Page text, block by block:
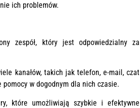
ich problemów.
zespół, który jest odpowiedzialny za
kanałów, takich jak telefon, e-mail, czat
w dogodnym dla nich czasie.
które umożliwiają szybkie i efektywne